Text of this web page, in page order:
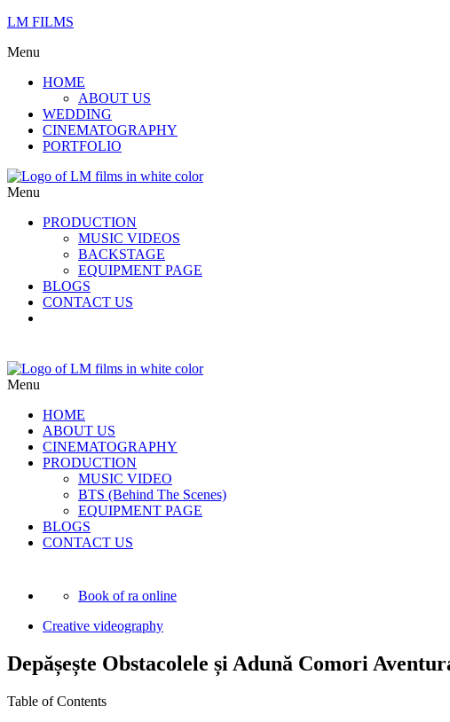
LM FILMS
Menu
HOME
ABOUT US
WEDDING
CINEMATOGRAPHY
PORTFOLIO
Menu
PRODUCTION
MUSIC VIDEOS
BACKSTAGE
EQUIPMENT PAGE
BLOGS
CONTACT US
Menu
HOME
ABOUT US
CINEMATOGRAPHY
PRODUCTION
MUSIC VIDEO
BTS (Behind The Scenes)
EQUIPMENT PAGE
BLOGS
CONTACT US
Book of ra online
Creative videography
Depășește Obstacolele și Adună Comori
Table of Contents